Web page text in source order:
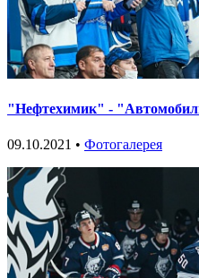
"Нефтехимик" -
09.10.2021 • Фотогалерея